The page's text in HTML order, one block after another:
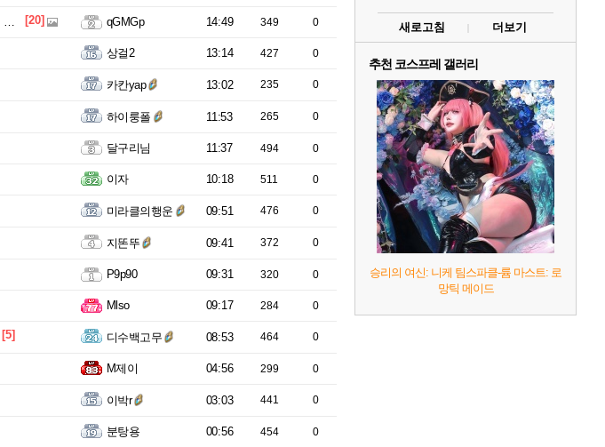
[20] qGMGp 14:49 349 0
상걸2 13:14 427 0
카칸yap 13:02 235 0
하이룽폴 11:53 265 0
달구리님 11:37 494 0
이자 10:18 511 0
미라클의행운 09:51 476 0
지똔뚜 09:41 372 0
P9p90 09:31 320 0
Mlso 09:17 284 0
[5] 디수백고무 08:53 464 0
M제이 04:56 299 0
이박r 03:03 441 0
분탕용 00:56 454 0
새로고침 더보기
추천 코스프레 갤러리
승리의 여신: 니케 팀스파클-륨 마스트: 로
망틱 메이드